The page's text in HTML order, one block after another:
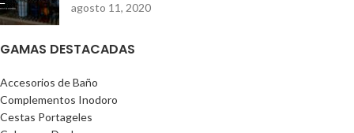
agosto 11, 2020
GAMAS DESTACADAS
Accesorios de Baño
Complementos Inodoro
Cestas Portageles